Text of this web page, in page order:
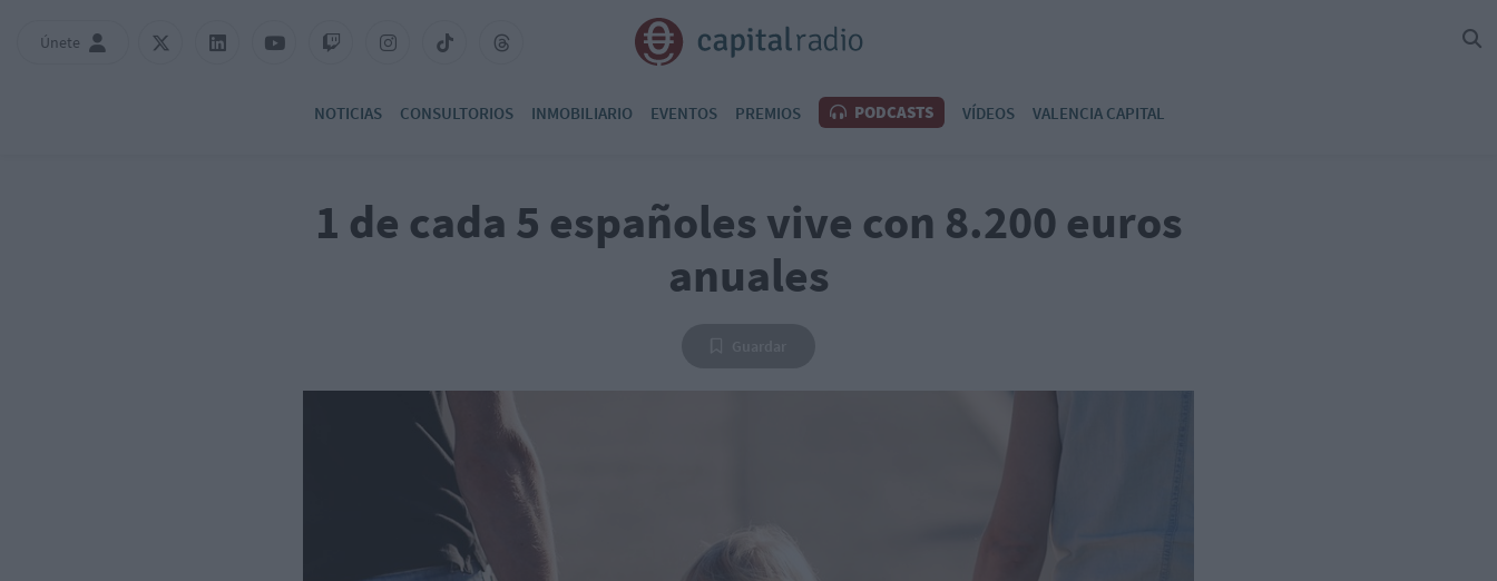
Únete
NOTICIAS CONSULTORIOS INMOBILIARIO EVENTOS PREMIOS PODCASTS VÍDEOS VALENCIA CAPITAL
1 de cada 5 españoles vive con 8.200 euros
anuales